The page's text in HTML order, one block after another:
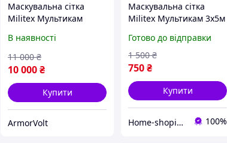
Маскувальна сітка
Militex Мультикам
кв.м.)
В наявності
10 000₴
11 000 ₴
Купити
ArmorVolt
Маскувальна сітка
Militex Мультикам 3х5м
Готово до відправки
750₴
1 500 ₴
Купити
Home-shopinng 100%